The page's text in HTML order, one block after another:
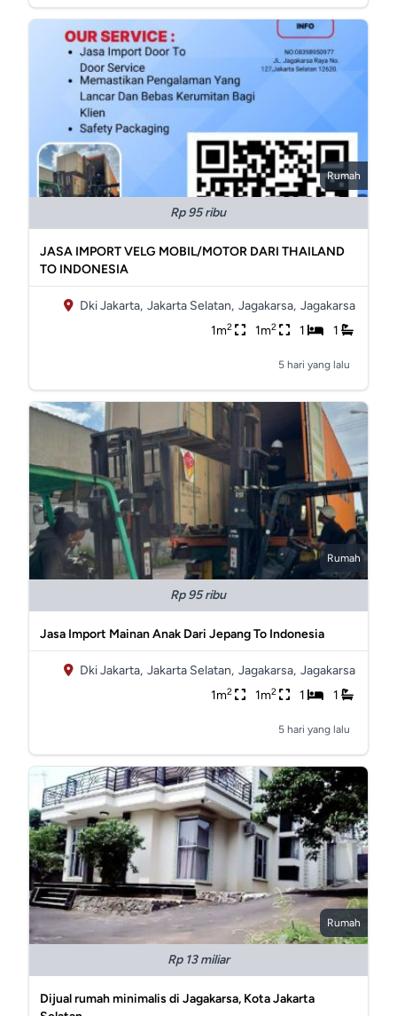
Rumah
Rp 95 ribu
JASA IMPORT VELG MOBIL/MOTOR DARI THAILAND
TO INDONESIA
Dki Jakarta, Jakarta Selatan, Jagakarsa, Jagakarsa
1m2 1m2 1 1
5 hari yang lalu
Rumah
Rp 95 ribu
Jasa Import Mainan Anak Dari Jepang To Indonesia
Dki Jakarta, Jakarta Selatan, Jagakarsa, Jagakarsa
1m2 1m2 1 1
5 hari yang lalu
Rumah
Rp 13 miliar
Dijual rumah minimalis di Jagakarsa, Kota Jakarta